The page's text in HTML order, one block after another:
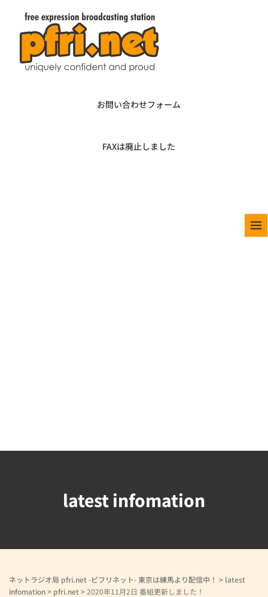
お問い合わせフォーム
FAXは廃止しました
latest infomation
ネットラジオ局 pfri.net -ピフリネット- 東京は練馬より配信中！ > latest
infomation> pfri.net>2020年11月2日 番組更新しました！